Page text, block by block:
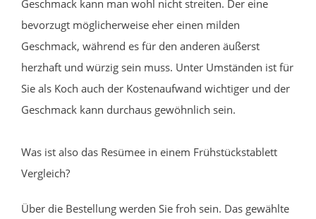
Geschmack kann man wohl nicht streiten. Der eine
bevorzugt möglicherweise eher einen milden
Geschmack, während es für den anderen äußerst
herzhaft und würzig sein muss. Unter Umständen ist für
Sie als Koch auch der Kostenaufwand wichtiger und der
Geschmack kann durchaus gewöhnlich sein.
Was ist also das Resümee in einem Frühstückstablett
Vergleich?
Über die Bestellung werden Sie froh sein. Das gewählte